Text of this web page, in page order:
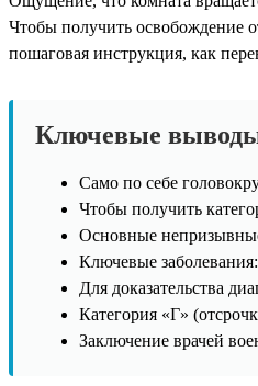
Чтобы получить освобождение
пошаговая инструкция, как
Ключевые
Само по себе
Чтобы получить
Основные непризывные
Ключевые
Для доказательства
Категория «Г»
Заключение врачей